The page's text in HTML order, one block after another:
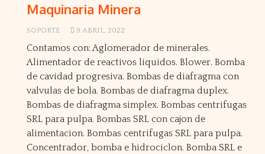
Maquinaria Minera
SOPORTE 9 ABRIL, 2022
Contamos con: Aglomerador de minerales.
Alimentador de reactivos liquidos. Blower. Bomba
de cavidad progresiva. Bombas de diafragma con
valvulas de bola. Bombas de diafragma duplex.
Bombas de diafragma simplex. Bombas centrifugas
SRL para pulpa. Bombas SRL con cajon de
alimentacion. Bombas centrifugas SRL para pulpa.
Concentrador, bomba e hidrociclon. Bomba SRL e